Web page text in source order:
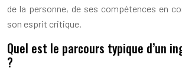
de la personne, de ses compétences en
son esprit critique.
Quel est le parcours typique d’un
?